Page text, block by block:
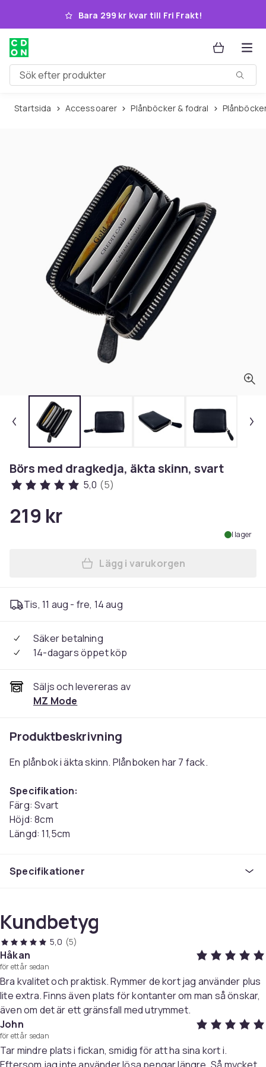
Hoppa till huvudinnehållet
Bara 299 kr kvar till Fri Frakt!
Sök efter produkter
Startsida Accessoarer Plånböcker & fodral
Börs med dragkedja, äkta skinn, svart
5,0 (5)
219 kr
I lager
Lägg till Börs med
Lägg i varukorgen
Tis, 11 aug - fre, 14 aug
Säker betalning
14-dagars öppet köp
Säljs och levereras av
MZ Mode
Produktbeskrivning
En plånbok i äkta skinn. Plånboken har 7 fack.
Specifikation:
Färg: Svart
Höjd: 8cm
Längd: 11,5cm
Tvättråd: Tvättas ej
Black
Storlek
One-size
Vikt, gram
100
Artikel.nr.
ddd7ef6f-28a7-5219-9ec6-98f13ac2bda1
Produktsäkerhetsinformation
Specifikationer
Kundbetyg
5,0 (5)
Håkan
för ett år sedan
Bra kvalitet och praktisk. Rymmer de kort jag använder plus
lite extra. Finns även plats för kontanter om man så önskar,
även om det är ett gränsfall med utrymmet.
John
för ett år sedan
Tar mindre plats i fickan, smidig för att ha sina kort i.